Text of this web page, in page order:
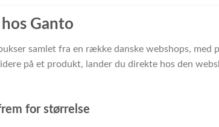
Ganto
samlet fra en række danske webshops,
på et produkt, lander du direkte hos den
for størrelse